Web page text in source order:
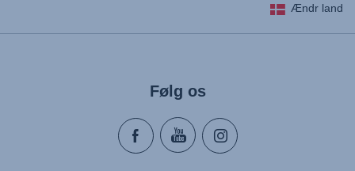
Ændr land
Følg os